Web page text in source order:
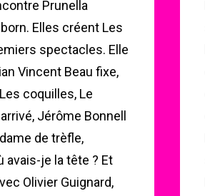
Prunella
Elles créent Les
spectacles. Elle
Vincent Beau fixe,
coquilles, Le
Jérôme Bonnell
de trèfle,
avais-je la tête ? Et
Olivier Guignard,